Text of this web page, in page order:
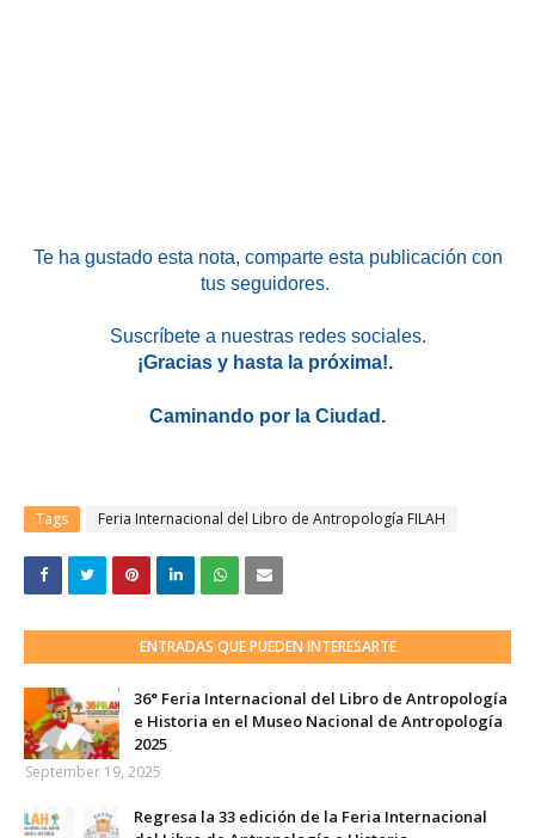
Te ha gustado esta nota, comparte esta publicación con
tus seguidores.
Suscríbete a nuestras redes sociales.
¡Gracias y hasta la próxima!.
Caminando por la Ciudad.
Tags Feria Internacional del Libro de Antropología FILAH
ENTRADAS QUE PUEDEN INTERESARTE
36° Feria Internacional del Libro de Antropología
e Historia en el Museo Nacional de Antropología
2025
September 19, 2025
Regresa la 33 edición de la Feria Internacional